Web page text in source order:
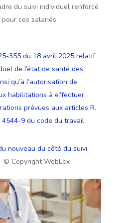
du suivi individuel renforcé
ces salariés.
355 du 18 avril 2025 relatif
de l’état de santé des
qu’à l’autorisation de
habilitations à effectuer
prévues aux articles R.
9 du code du travail
nouveau du côté du suivi
© Copyright WebLex